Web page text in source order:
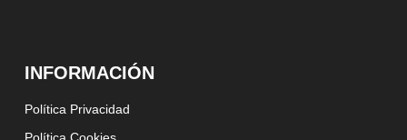
INFORMACIÓN
Política Privacidad
Política Cookies